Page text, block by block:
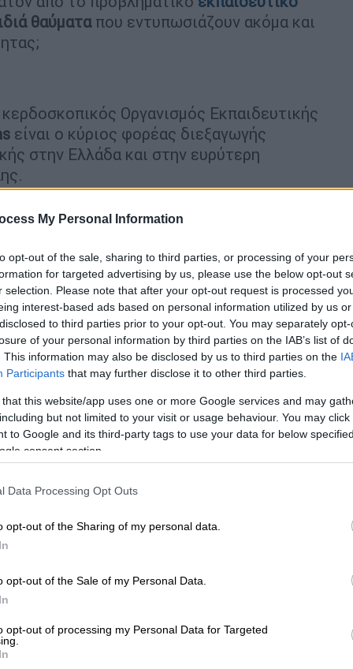
My Personal Information
opt-out of the sale, sharing to third parties, or processing of your
for targeted advertising by us, please use the below opt-out
selection. Please note that after your opt-out request is processed
interest-based ads based on personal information utilized by us
to third parties prior to your opt-out. You may separately
of your personal information by third parties on the IAB’s list of
This information may also be disclosed by us to third parties on the
Participants that may further disclose it to other third parties.
that this website/app uses one or more Google services and may
but not limited to your visit or usage behaviour. You may
to Google and its third-party tags to use your data for below
consent section.
Data Processing Opt Outs
opt-out of the Sharing of my personal data.
opt-out of the Sale of my Personal Data.
opt-out of processing my Personal Data for Targeted
θαύματαπου εντυπωσιάζουν ακόμα και
Οργανισμός Εκπαιδευτικής
είναι ο κύριος φορέας διεξαγωγής
στην Ελλάδα και στην ευρύτερη
των μεγάλων διακρίσεων που
οι Έλληνες μαθητές: «Δεν είναι τίποτα
έχουμε κάνει σκληρή δουλειά μέσα
φορέας διοργάνωσης της
WR για την Ελλάδα, μέσα από την οποία
που εκπροσωπούν τη χώρα μας στον
Παιδιά απόδημόσια αλλά και
έχουν καταφέρει άθλουςκαι έχουν
εξελίξεων. Κάθε χρόνο
κάνουμε δωρεάν
προχωράμε και διαδίδουμε τη γνώση.
στην επιστημονική κοινότητα και
με μοναδικό σκοπό να διαδώσουν αυτή